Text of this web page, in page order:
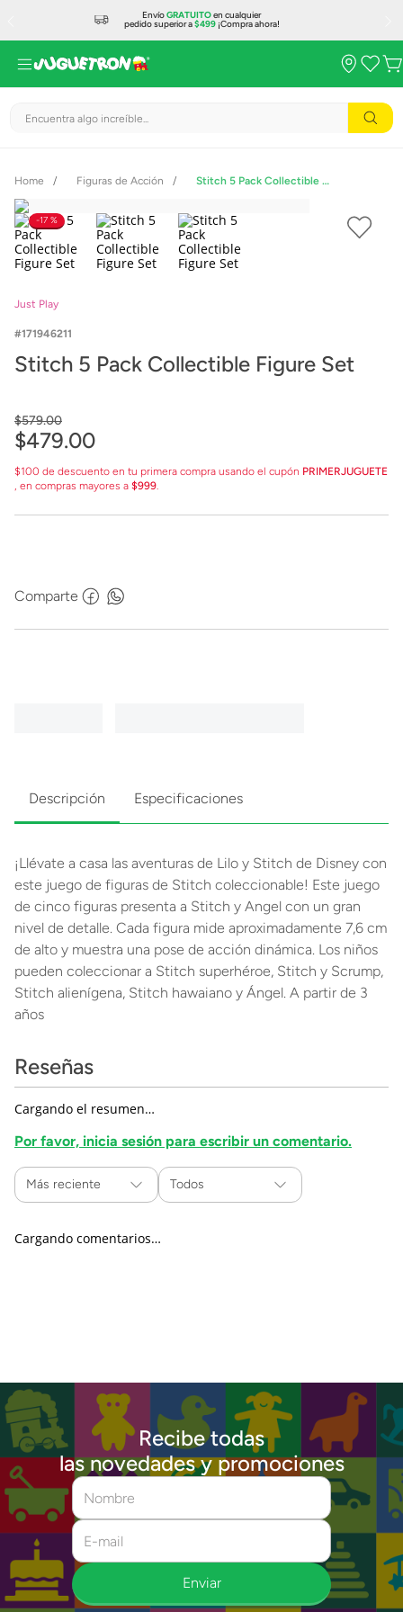
EnvíoGRATUITOen cualquier
pedido superior a$499¡Compra ahora!
Encuentra algo increíble...
Figuras de Acción Stitch 5 Pack Collectible Figure Set
17 %
Just Play
171946211
Stitch 5 Pack Collectible Figure Set
$579.00
$479.00
$100 de descuento en tu primera compra usando el cupón PRIMERJUGUETE
, en compras mayores a $999.
Comparte
Descripción Especificaciones
¡Llévate a casa las aventuras de Lilo y Stitch de Disney con
este juego de figuras de Stitch coleccionable! Este juego
de cinco figuras presenta a Stitch y Angel con un gran
nivel de detalle. Cada figura mide aproximadamente 7,6 cm
de alto y muestra una pose de acción dinámica. Los niños
pueden coleccionar a Stitch superhéroe, Stitch y Scrump,
Stitch alienígena, Stitch hawaiano y Ángel. A partir de 3
años
Reseñas
Cargando el resumen…
Por favor, inicia sesión para escribir un comentario.
Más reciente Todos
Cargando comentarios…
Recibe todas
las novedades y promociones
Enviar